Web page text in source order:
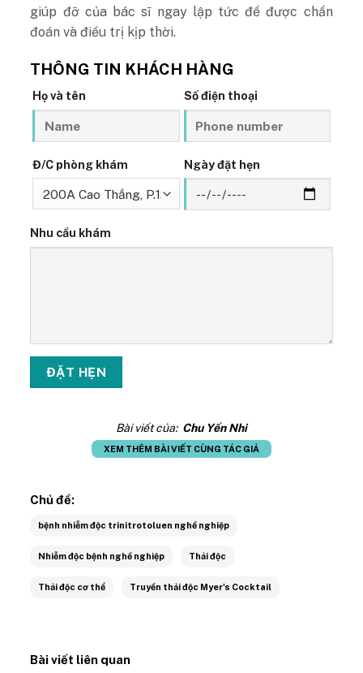
giúp đỡ của bác sĩ ngay lập tức để được chẩn
đoán và điều trị kịp thời.
THÔNG TIN KHÁCH HÀNG
Họ và tên Số điện thoại
Đ/C phòng khám Ngày đặt hẹn
Nhu cầu khám
Bài viết của: Chu Yến Nhi
XEM THÊM BÀI VIẾT CÙNG TÁC GIẢ
Chủ đề:
bệnh nhiễm độc trinitrotoluen nghề nghiệp
Nhiễm độc bệnh nghề nghiệp Thải độc
Thải độc cơ thể Truyền thải độc Myer's Cocktail
Bài viết liên quan